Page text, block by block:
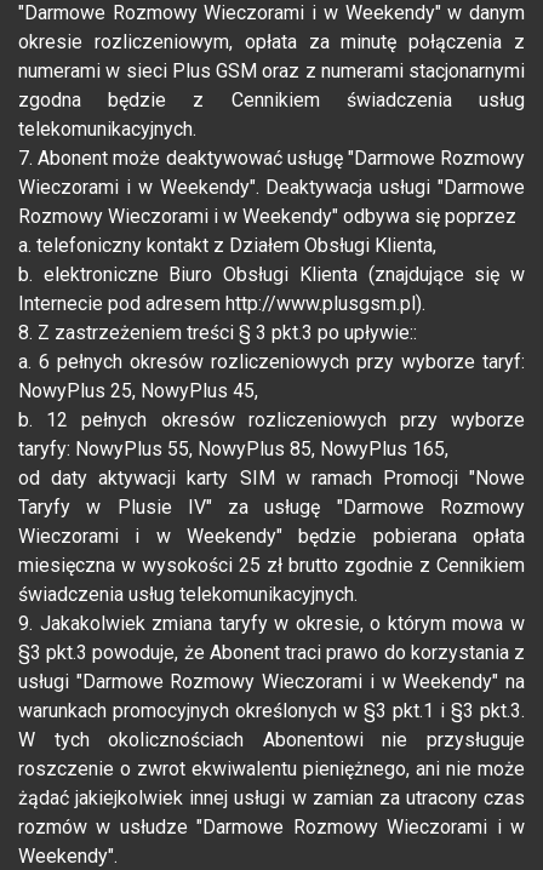
"Darmowe Rozmowy Wieczorami i w Weekendy" w danym
okresie rozliczeniowym, opłata za minutę połączenia z
numerami w sieci Plus GSM oraz z numerami stacjonarnymi
zgodna będzie z Cennikiem świadczenia usług
telekomunikacyjnych.
7. Abonent może deaktywować usługę "Darmowe Rozmowy
Wieczorami i w Weekendy". Deaktywacja usługi "Darmowe
Rozmowy Wieczorami i w Weekendy" odbywa się poprzez
a. telefoniczny kontakt z Działem Obsługi Klienta,
b. elektroniczne Biuro Obsługi Klienta (znajdujące się w
Internecie pod adresem http://www.plusgsm.pl).
8. Z zastrzeżeniem treści § 3 pkt.3 po upływie::
a. 6 pełnych okresów rozliczeniowych przy wyborze taryf:
NowyPlus 25, NowyPlus 45,
b. 12 pełnych okresów rozliczeniowych przy wyborze
taryfy: NowyPlus 55, NowyPlus 85, NowyPlus 165,
od daty aktywacji karty SIM w ramach Promocji "Nowe
Taryfy w Plusie IV" za usługę "Darmowe Rozmowy
Wieczorami i w Weekendy" będzie pobierana opłata
miesięczna w wysokości 25 zł brutto zgodnie z Cennikiem
świadczenia usług telekomunikacyjnych.
9. Jakakolwiek zmiana taryfy w okresie, o którym mowa w
§3 pkt.3 powoduje, że Abonent traci prawo do korzystania z
usługi "Darmowe Rozmowy Wieczorami i w Weekendy" na
warunkach promocyjnych określonych w §3 pkt.1 i §3 pkt.3.
W tych okolicznościach Abonentowi nie przysługuje
roszczenie o zwrot ekwiwalentu pieniężnego, ani nie może
żądać jakiejkolwiek innej usługi w zamian za utracony czas
rozmów w usłudze "Darmowe Rozmowy Wieczorami i w
Weekendy".